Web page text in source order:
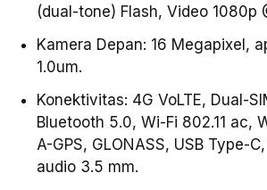
(dual-tone) Flash, Video 1080p
Kamera Depan: 16 Megapixel,
1.0um.
Konektivitas: 4G VoLTE, Dual-
Bluetooth 5.0, Wi-Fi 802.11 ac,
A-GPS, GLONASS, USB Type-
audio 3.5 mm.